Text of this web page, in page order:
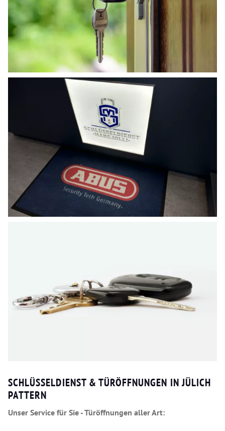
SCHLÜSSELDIENST & TÜRÖFFNUNGEN IN JÜLICH
PATTERN
Unser Service für Sie - Türöffnungen aller Art: